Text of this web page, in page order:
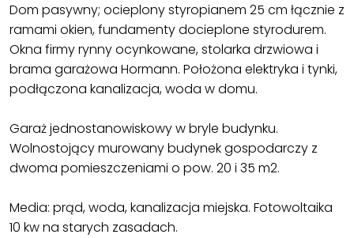
Dom pasywny; ocieplony styropianem 25 cm łącznie z
ramami okien, fundamenty docieplone styrodurem.
Okna firmy rynny ocynkowane, stolarka drzwiowa i
brama garażowa Hormann. Położona elektryka i tynki,
podłączona kanalizacja, woda w domu.
Garaż jednostanowiskowy w bryle budynku.
Wolnostojący murowany budynek gospodarczy z
dwoma pomieszczeniami o pow. 20 i 35 m2.
Media: prąd, woda, kanalizacja miejska. Fotowoltaika
10 kw na starych zasadach.